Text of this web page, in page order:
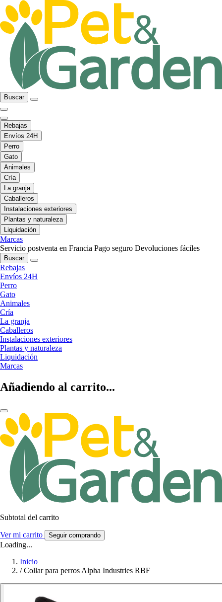
Buscar
Rebajas
Envíos 24H
Perro
Gato
Animales
Cría
La granja
Caballeros
Instalaciones exteriores
Plantas y naturaleza
Liquidación
Marcas
Servicio postventa en Francia Pago seguro Devoluciones fáciles
Buscar
Rebajas
Envíos 24H
Perro
Gato
Animales
Cría
La granja
Caballeros
Instalaciones exteriores
Plantas y naturaleza
Liquidación
Marcas
Añadiendo al carrito...
Subtotal del carrito
Ver mi carrito Seguir comprando
Loading...
Inicio
/ Collar para perros Alpha Industries RBF